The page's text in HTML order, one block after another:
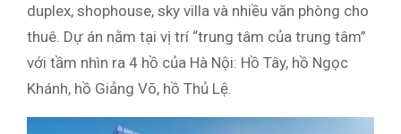
duplex, shophouse, sky villa và nhiều văn phòng cho
thuê. Dự án nằm tại vị trí “trung tâm của trung tâm”
với tầm nhìn ra 4 hồ của Hà Nội: Hồ Tây, hồ Ngọc
Khánh, hồ Giảng Võ, hồ Thủ Lệ.